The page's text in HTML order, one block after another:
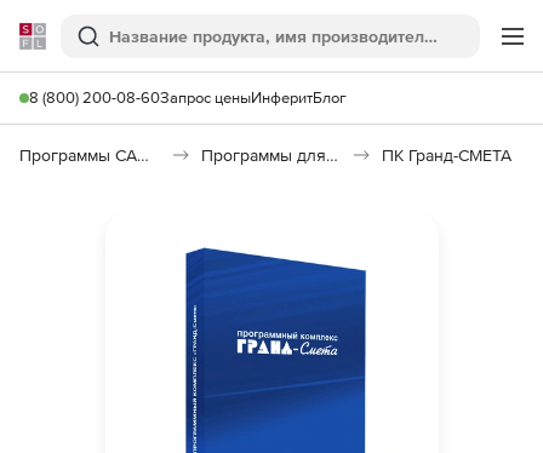
Softline
Поиск
8 (800) 200-08-60Запрос ценыИнферитБлог
Программы САПР и ГИС Программы для документооборота ПК Гранд-СМЕТА